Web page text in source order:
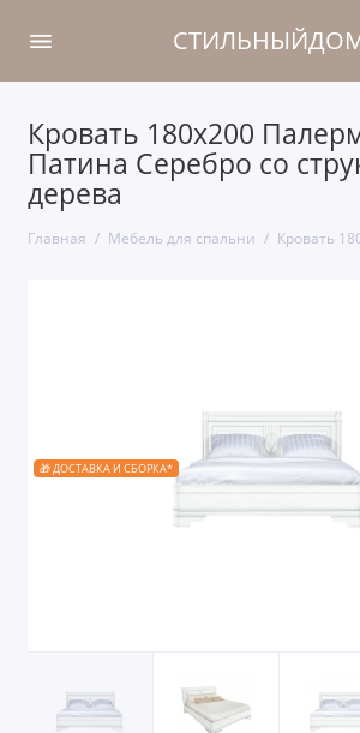
Кровать 180x200
Патина Серебро со
дерева
Главная Мебель для спальни Кровать
🎁 ДОСТАВКА И СБОРКА*